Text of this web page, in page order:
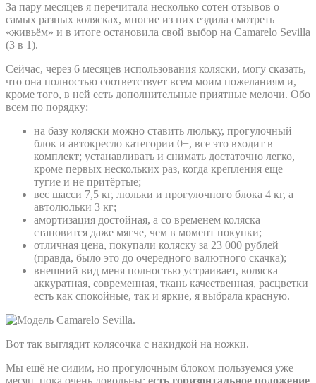
За пару месяцев я перечитала несколько сотен отзывов о
самых разных колясках, многие из них ездила смотреть
«живьём» и в итоге остановила свой выбор на Camarelo Sevilla
(3 в 1).
Сейчас, через 6 месяцев использования коляски, могу сказать,
что она полностью соответствует всем моим пожеланиям и,
кроме того, в ней есть дополнительные приятные мелочи. Обо
всем по порядку:
на базу коляски можно ставить люльку, прогулочный
блок и автокресло категории 0+, все это входит в
комплект; устанавливать и снимать достаточно легко,
кроме первых нескольких раз, когда крепления еще
тугие и не притёртые;
вес шасси 7,5 кг, люльки и прогулочного блока 4 кг, а
автолюльки 3 кг;
амортизация достойная, а со временем коляска
становится даже мягче, чем в момент покупки;
отличная цена, покупали коляску за 23 000 рублей
(правда, было это до очередного валютного скачка);
внешний вид меня полностью устраивает, коляска
аккуратная, современная, ткань качественная, расцветки
есть как спокойные, так и яркие, я выбрала красную.
Вот так выглядит колясочка с накидкой на ножки.
Мы ещё не сидим, но прогулочным блоком пользуемся уже